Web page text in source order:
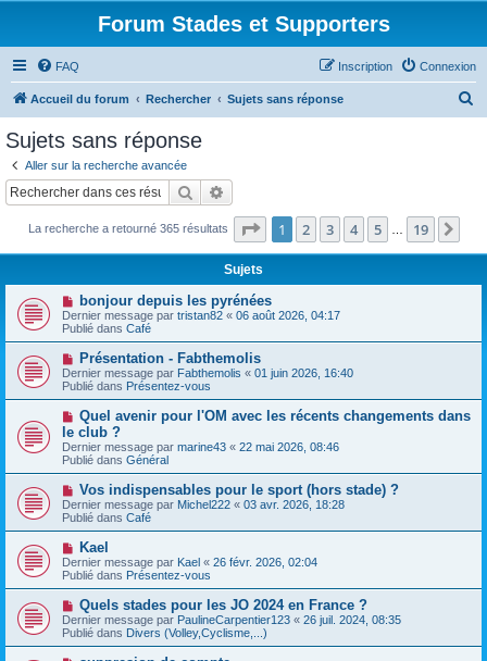
Forum Stades et Supporters
FAQ Connexion
Inscription
Accueil du forum Rechercher Sujets sans réponse
c
Sujets sans réponse
Aller sur la recherche avancée
Rechercher
La recherche a retourné 365 résultats Page 1sur19
1 2 3 4 5 19
Sujets
N
o
u
v
e
a
u
m
e
s
s
a
g
e
bonjour depuis les pyrénées
Dernier message par tristan82 « 06 août 2026, 04:17
Publié dans Café
N
o
u
v
a
u
m
e
s
s
g
e
Présentation - Fabthemolis
Dernier message par Fabthemolis « 01 juin 2026, 16:40
Publié dans Présentez-vous
N
u
v
e
a
u
m
e
s
s
a
g
e
Quel avenir pour l'OM avec les récents changements dans
le club ?
Dernier message par marine43 « 22 mai 2026, 08:46
Publié dans Général
N
o
u
v
e
a
u
m
e
s
s
a
g
Vos indispensables pour le sport (hors stade) ?
Dernier message par Michel222 « 03 avr. 2026, 18:28
Publié dans Café
N
o
u
v
a
u
m
e
Kael
Dernier message par Kael « 26 févr. 2026, 02:04
Publié dans Présentez-vous
N
o
u
v
Quels stades pour les JO 2024 en France ?
Dernier message par PaulineCarpentier123 « 26 juil. 2024, 08:35
Publié dans Divers (Volley,Cyclisme,...)